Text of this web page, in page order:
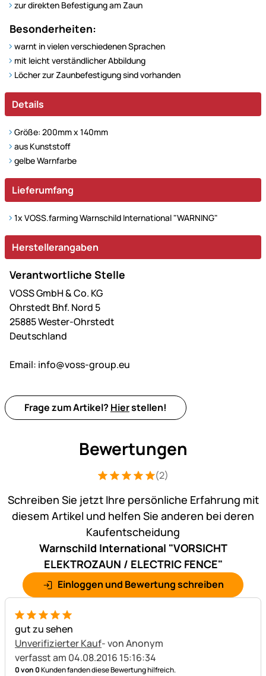
zur direkten Befestigung am Zaun
Besonderheiten:
warnt in vielen verschiedenen Sprachen
mit leicht verständlicher Abbildung
Löcher zur Zaunbefestigung sind vorhanden
Details
Größe: 200mm x 140mm
aus Kunststoff
gelbe Warnfarbe
Lieferumfang
1x VOSS.farming Warnschild International "WARNING"
Herstellerangaben
Verantwortliche Stelle
VOSS GmbH & Co. KG
Ohrstedt Bhf. Nord 5
25885 Wester-Ohrstedt
Deutschland
Email: info@voss-group.eu
Frage zum Artikel? Hierstellen!
Bewertungen
Bewertung: 5 von 5 (2 Bewertungen)
2 Bewertungen
(2)
Schreiben Sie jetzt Ihre persönliche Erfahrung mit
diesem Artikel und helfen Sie anderen bei deren
Kaufentscheidung
Warnschild International "VORSICHT
ELEKTROZAUN / ELECTRIC FENCE"
Einloggen und Bewertung schreiben
5 von 5
gut zu sehen
Unverifizierter Kauf- von Anonym
verfasst am 04.08.2016 15:16:34
0 von 0Kunden fanden diese Bewertung hilfreich.